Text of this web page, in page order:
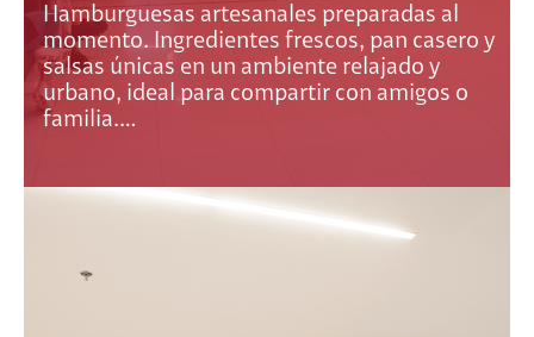
Hamburguesas artesanales preparadas al
momento. Ingredientes frescos, pan casero y
salsas únicas en un ambiente relajado y
urbano, ideal para compartir con amigos o
familia.…